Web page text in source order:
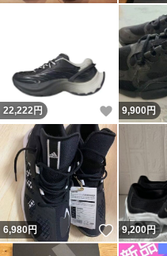
22,222円 いいね！
9,900円
6,980円 いいね！
9,200円